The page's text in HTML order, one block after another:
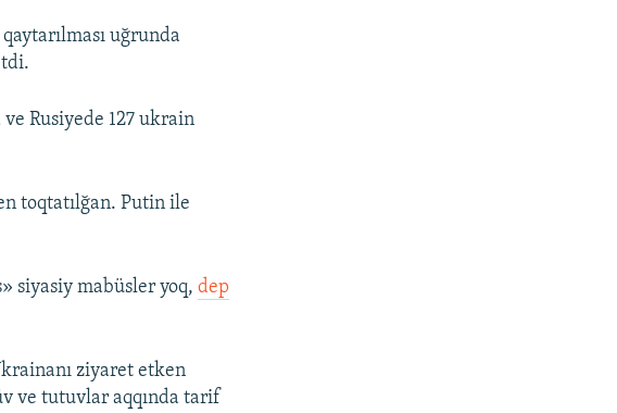
uğrunda
ve Rusiyede 127 ukrain
toqtatılğan. Putin ile
siyasiy mabüsler yoq,dep
ziyaret etken
ve tutuvlar aqqında tarif